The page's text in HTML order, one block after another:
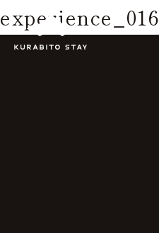
experience_016